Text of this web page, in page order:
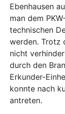
Ebenhausen
man dem
technischen
werden. Trotz
nicht
durch den
Erkunder-
konnte nach
antreten.